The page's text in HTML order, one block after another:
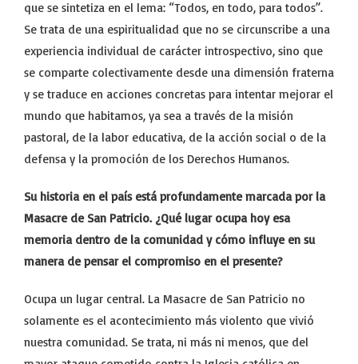
que se sintetiza en el lema: “Todos, en todo, para todos”.
Se trata de una espiritualidad que no se circunscribe a una
experiencia individual de carácter introspectivo, sino que
se comparte colectivamente desde una dimensión fraterna
y se traduce en acciones concretas para intentar mejorar el
mundo que habitamos, ya sea a través de la misión
pastoral, de la labor educativa, de la acción social o de la
defensa y la promoción de los Derechos Humanos.
Su historia en el país está profundamente marcada por la
Masacre de San Patricio. ¿Qué lugar ocupa hoy esa
memoria dentro de la comunidad y cómo influye en su
manera de pensar el compromiso en el presente?
Ocupa un lugar central. La Masacre de San Patricio no
solamente es el acontecimiento más violento que vivió
nuestra comunidad. Se trata, ni más ni menos, que del